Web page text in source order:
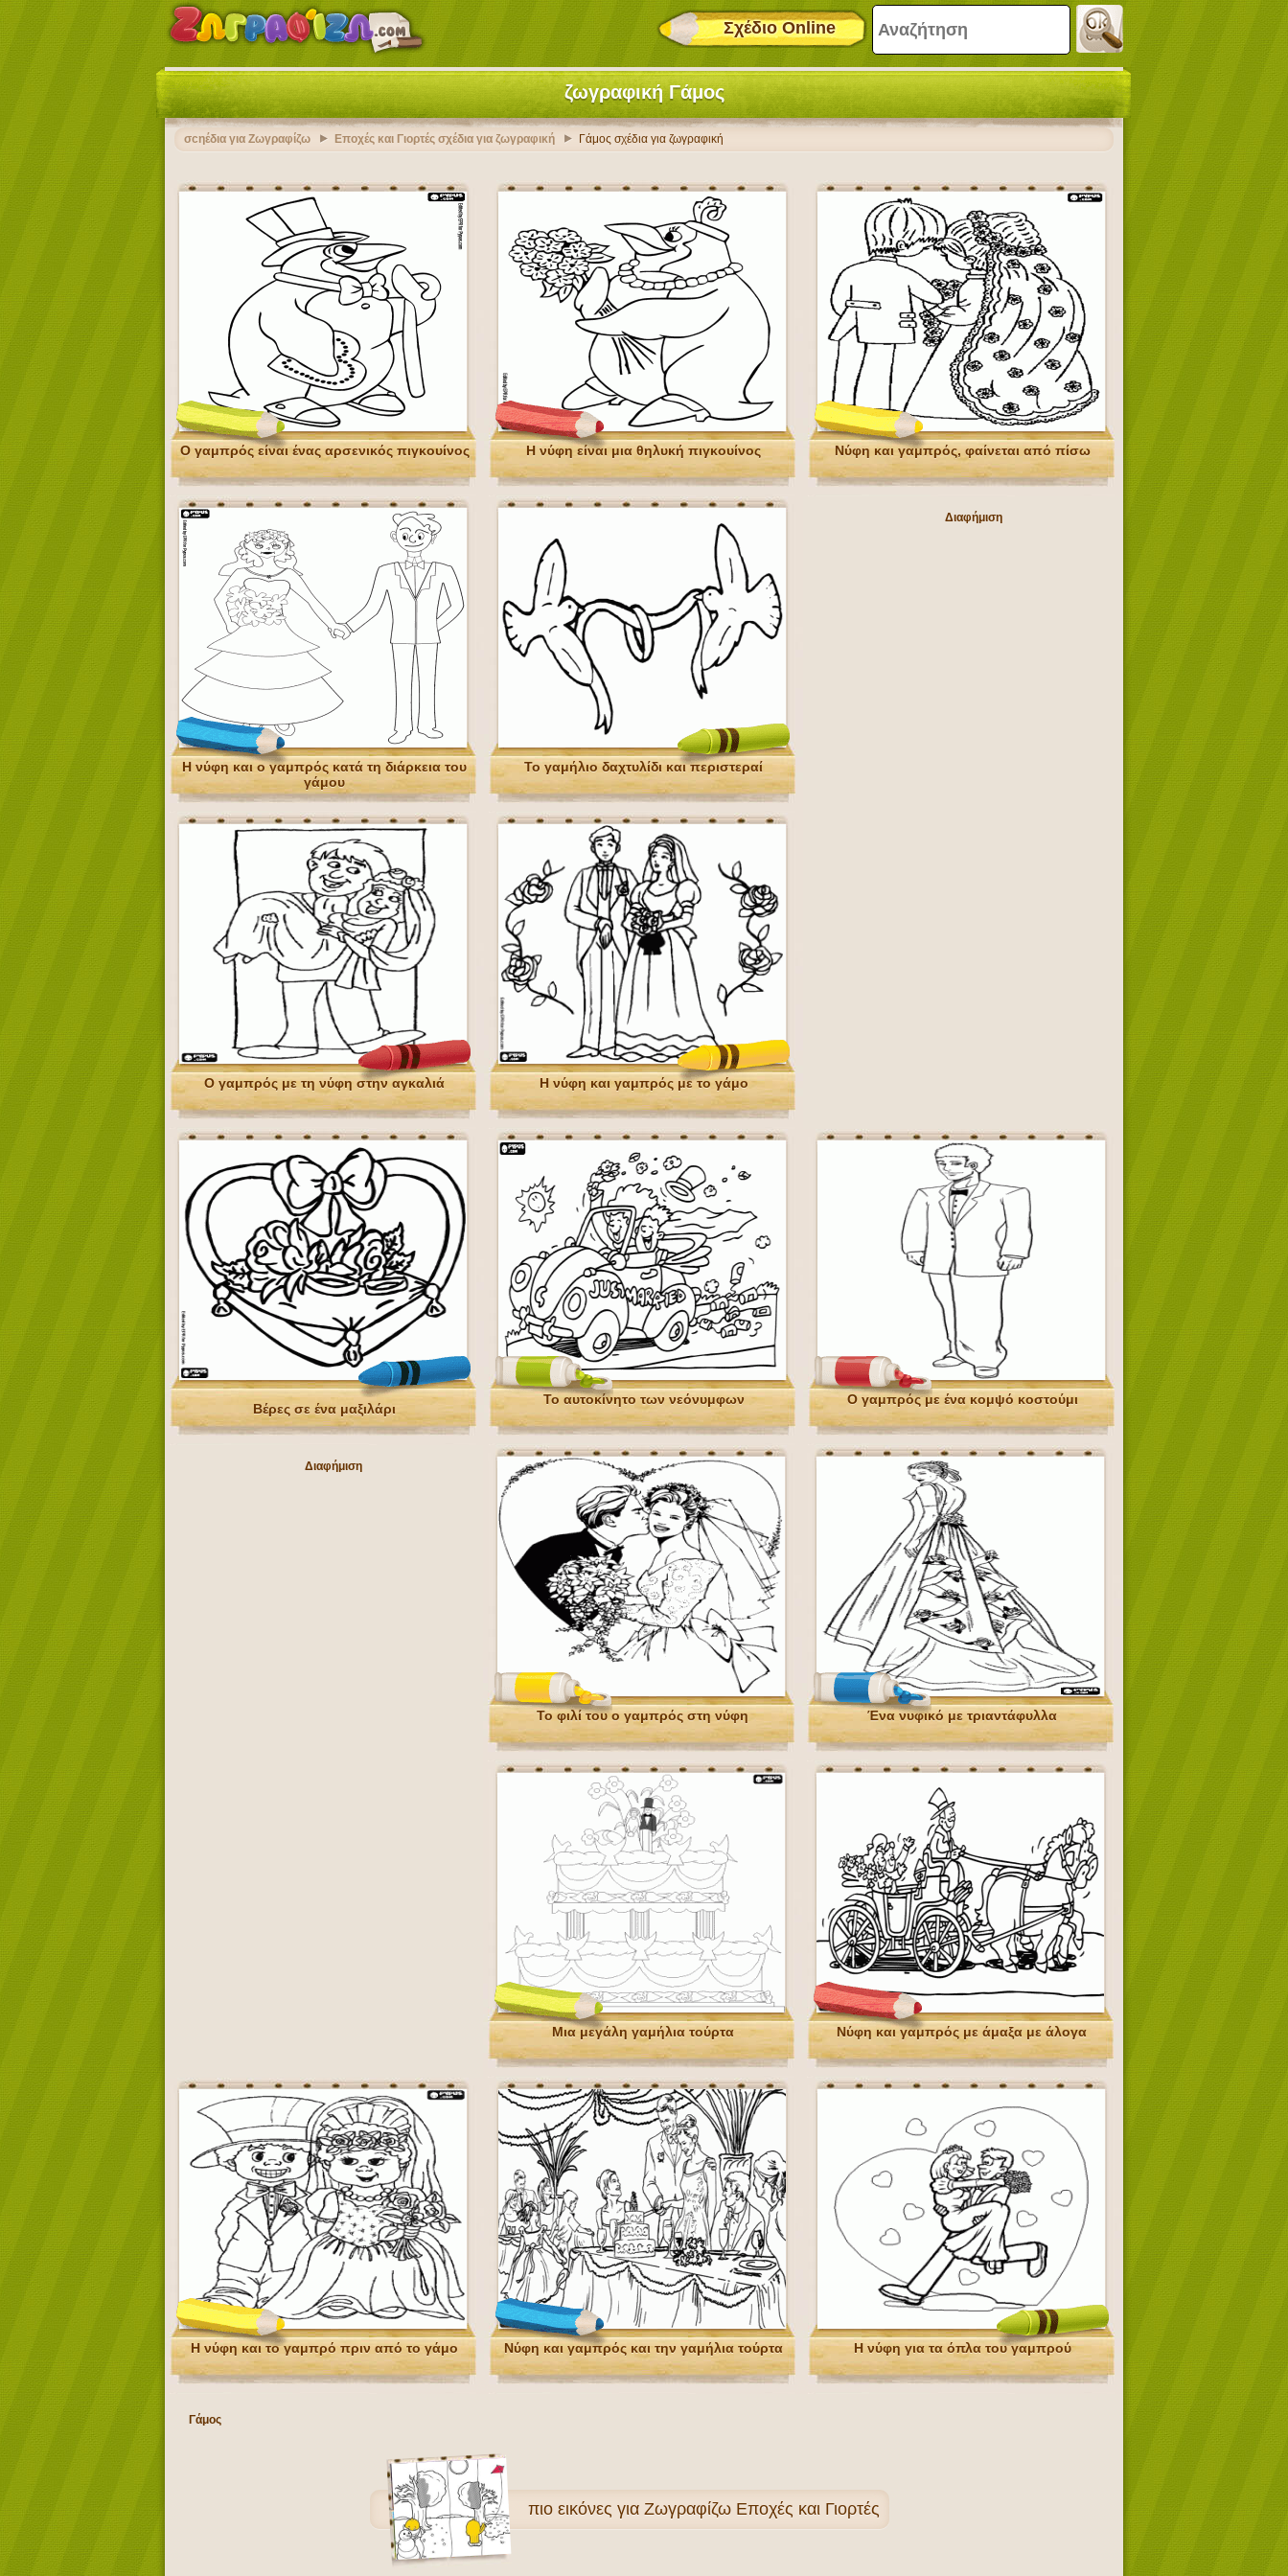
Σχέδιο Online
ζωγραφική Γάμος
σcηέδια για Ζωγραφίζω Εποχές και Γιορτές σχέδια για ζωγραφική Γάμος σχέδια για ζωγραφική
Ο γαμπρός είναι ένας αρσενικός πιγκουίνος Η νύφη είναι μια θηλυκή πιγκουίνος Νύφη και γαμπρός, φαίνεται από πίσω
Η νύφη και ο γαμπρός κατά τη διάρκεια του
γάμου
Το γαμήλιο δαχτυλίδι και περιστεραί
Διαφήμιση
Ο γαμπρός με τη νύφη στην αγκαλιά Η νύφη και γαμπρός με το γάμο
Βέρες σε ένα μαξιλάρι
Το αυτοκίνητο των νεόνυμφων Ο γαμπρός με ένα κομψό κοστούμι
Διαφήμιση
Το φιλί του ο γαμπρός στη νύφη Ένα νυφικό με τριαντάφυλλα
Μια μεγάλη γαμήλια τούρτα Νύφη και γαμπρός με άμαξα με άλογα
Η νύφη και το γαμπρό πριν από το γάμο Νύφη και γαμπρός και την γαμήλια τούρτα Η νύφη για τα όπλα του γαμπρού
Γάμος
πιο εικόνες για Ζωγραφίζω Εποχές και Γιορτές